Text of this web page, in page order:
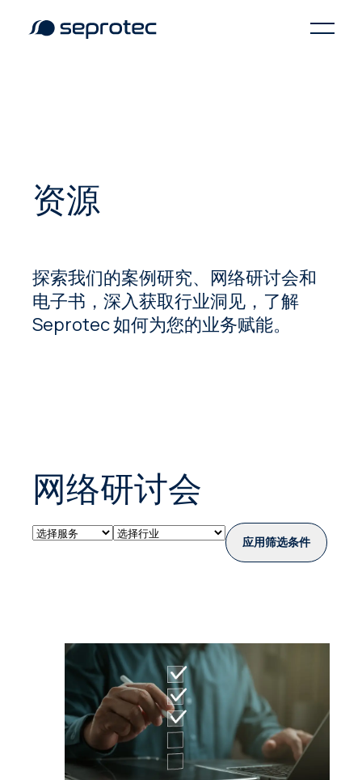
资源
探索我们的案例研究、网络研讨会和
电子书，深入获取行业洞见，了解
Seprotec 如何为您的业务赋能。
网络研讨会
应用筛选条件